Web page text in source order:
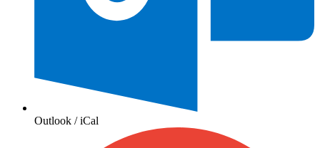
Outlook / iCal